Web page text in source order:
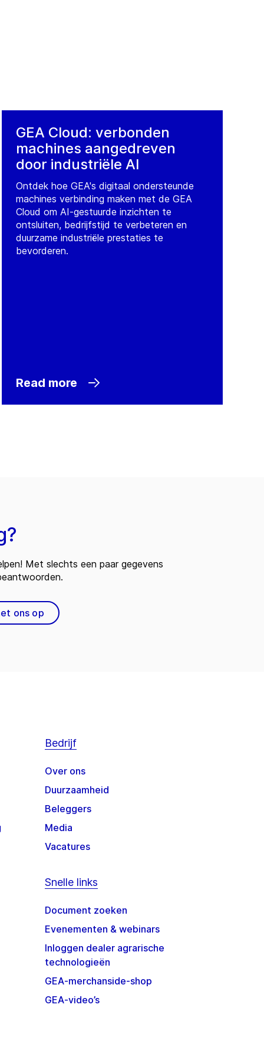
GEA Cloud: verbonden
machines aangedreven
door industriële AI
Ontdek hoe GEA's digitaal ondersteunde
machines verbinding maken met de GEA
Cloud om AI-gestuurde inzichten te
ontsluiten, bedrijfstijd te verbeteren en
duurzame industriële prestaties te
bevorderen.
Read more
Met slechts een paar gegevens
ons op
Bedrijf
Over ons
Duurzaamheid
Beleggers
Media
Vacatures
Snelle links
Document zoeken
Evenementen & webinars
Inloggen dealer agrarische
technologieën
GEA-merchanside-shop
GEA-video’s